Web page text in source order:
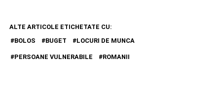
ALTE ARTICOLE ETICHETATE CU:
BOLOS
BUGET LOCURI DE MUNCA
PERSOANE VULNERABILE ROMANII